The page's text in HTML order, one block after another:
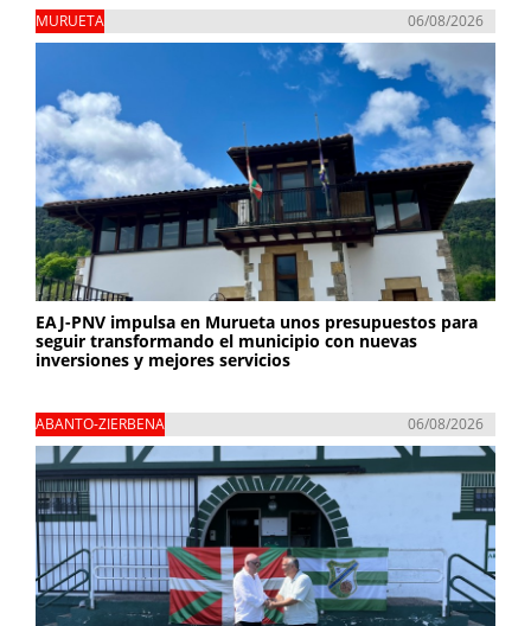
MURUETA 06/08/2026
EAJ-PNV impulsa en Murueta unos presupuestos para
seguir transformando el municipio con nuevas
inversiones y mejores servicios
ABANTO-ZIERBENA 06/08/2026